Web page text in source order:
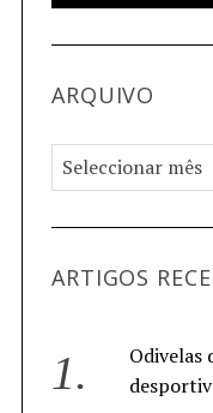
ARQUIVO
ARTIGOS
Odivelas